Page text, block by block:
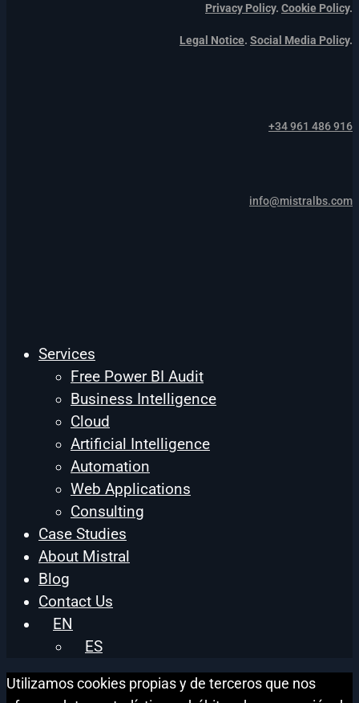
Privacy Policy. Cookie Policy.
Legal Notice. Social Media Policy.
+34 961 486 916
info@mistralbs.com
Services
Free Power BI Audit
Business Intelligence
Cloud
Artificial Intelligence
Automation
Web Applications
Consulting
Case Studies
About Mistral
Blog
Contact Us
EN
ES
Utilizamos cookies propias y de terceros que nos